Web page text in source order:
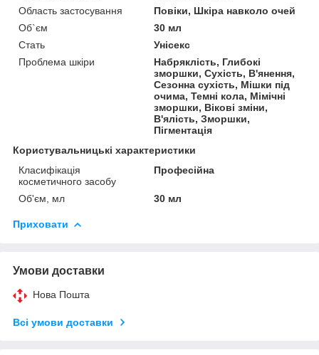
Область застосування
Повіки, Шкіра навколо очей
Об`єм
30 мл
Стать
Унісекс
Проблема шкіри
Набряклість, Глибокі
зморшки, Сухість, В'янення,
Сезонна сухість, Мішки під
очима, Темні кола, Мімічні
зморшки, Вікові зміни,
В'ялість, Зморшки,
Пігментація
Користувальницькі характеристики
Класифікація
косметичного засобу
Професійна
Об'єм, мл 30 мл
Приховати
Умови доставки
Нова Пошта
Всі умови доставки